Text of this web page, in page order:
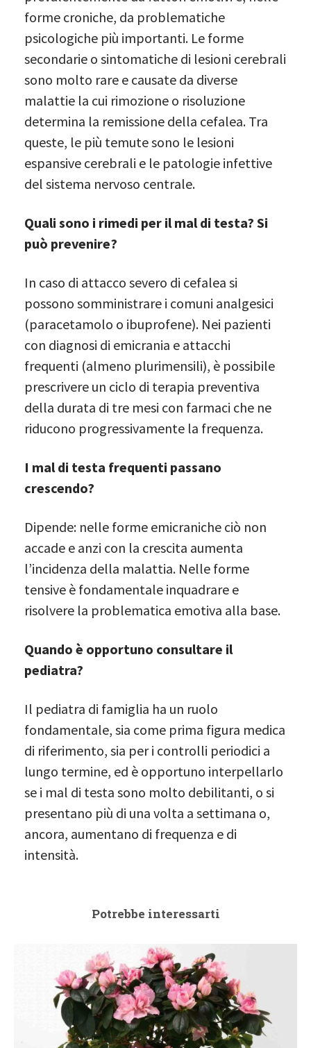
forme croniche, da problematiche
psicologiche più importanti. Le forme
secondarie o sintomatiche di lesioni cerebrali
sono molto rare e causate da diverse
malattie la cui rimozione o risoluzione
determina la remissione della cefalea. Tra
queste, le più temute sono le lesioni
espansive cerebrali e le patologie infettive
del sistema nervoso centrale.
Quali sono i rimedi per il mal di testa? Si
può prevenire?
In caso di attacco severo di cefalea si
possono somministrare i comuni analgesici
(paracetamolo o ibuprofene). Nei pazienti
con diagnosi di emicrania e attacchi
frequenti (almeno plurimensili), è possibile
prescrivere un ciclo di terapia preventiva
della durata di tre mesi con farmaci che ne
riducono progressivamente la frequenza.
I mal di testa frequenti passano
crescendo?
Dipende: nelle forme emicraniche ciò non
accade e anzi con la crescita aumenta
l’incidenza della malattia. Nelle forme
tensive è fondamentale inquadrare e
risolvere la problematica emotiva alla base.
Quando è opportuno consultare il
pediatra?
Il pediatra di famiglia ha un ruolo
fondamentale, sia come prima figura medica
di riferimento, sia per i controlli periodici a
lungo termine, ed è opportuno interpellarlo
se i mal di testa sono molto debilitanti, o si
presentano più di una volta a settimana o,
ancora, aumentano di frequenza e di
intensità.
Potrebbe interessarti